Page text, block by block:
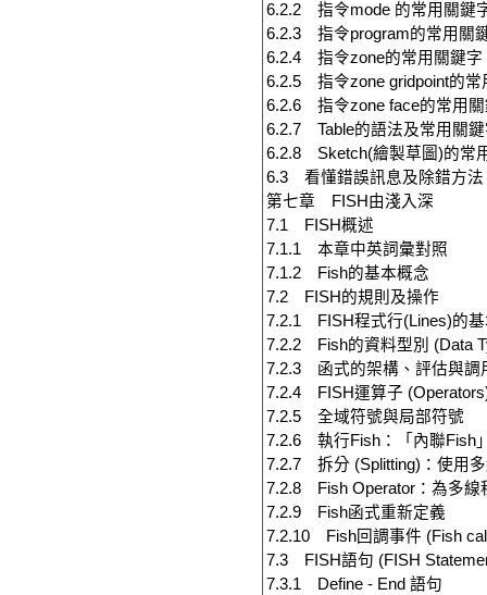
6.2.2 指令mode 的常用關鍵
6.2.3 指令program的常用關
6.2.4 指令zone的常用關鍵字
6.2.5 指令zone gridpoint的常
6.2.6 指令zone face的常用關
6.2.7 Table的語法及常用關
6.2.8 Sketch(繪製草圖)的常
6.3 看懂錯誤訊息及除錯方法
第七章 FISH由淺入深
7.1 FISH概述
7.1.1 本章中英詞彙對照
7.1.2 Fish的基本概念
7.2 FISH的規則及操作
7.2.1 FISH程式行(Lines)的基
7.2.2 Fish的資料型別 (Data
7.2.3 函式的架構、評估與調
7.2.4 FISH運算子
7.2.5 全域符號與局部符號
7.2.6 執行Fish：「內聯Fish
7.2.7 拆分 (Splitting)：使用
7.2.8 Fish Operator：為多線
7.2.9 Fish函式重新定義
7.2.10 Fish回調事件 (Fish
7.3 FISH語句 (FISH
7.3.1 Define - End 語句